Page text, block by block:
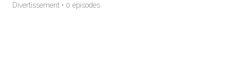
Divertissement • 0 épisodes